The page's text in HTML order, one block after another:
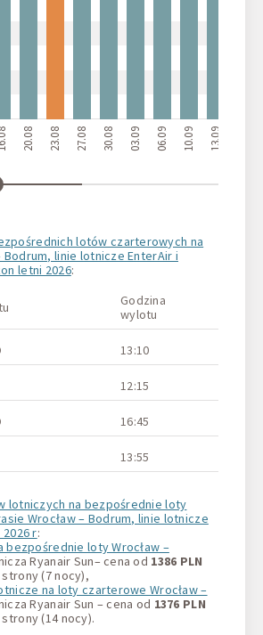
20.08 23.08 27.08 30.08 03.09 06.09 10.09 13.09
lotów czarterowych na
Bodrum, linie lotnicze EnterAir i
letni 2026:
Godzina
wylotu
13:10
12:15
16:45
13:55
lotniczych na bezpośrednie loty
Wrocław – Bodrum, linie lotnicze
r:
loty Wrocław –
Ryanair Sun– cena od 1386 PLN
(7 nocy),
na loty czarterowe Wrocław –
Ryanair Sun – cena od 1376 PLN
(14 nocy).